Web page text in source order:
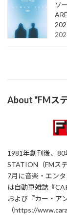
ソ
About "FMス
1981年創刊後、
STATION（FMス
7月に音楽・エン
は自動車雑誌『
および『カー・ア
（https://